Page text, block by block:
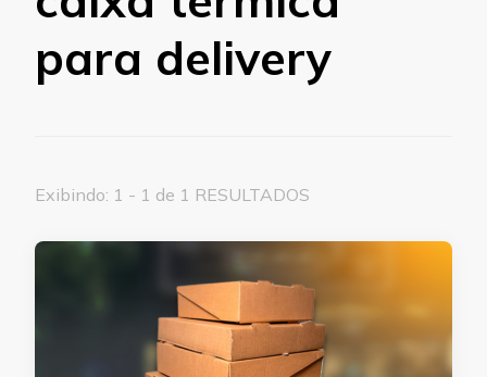
para delivery
Exibindo: 1 - 1 de 1 RESULTADOS